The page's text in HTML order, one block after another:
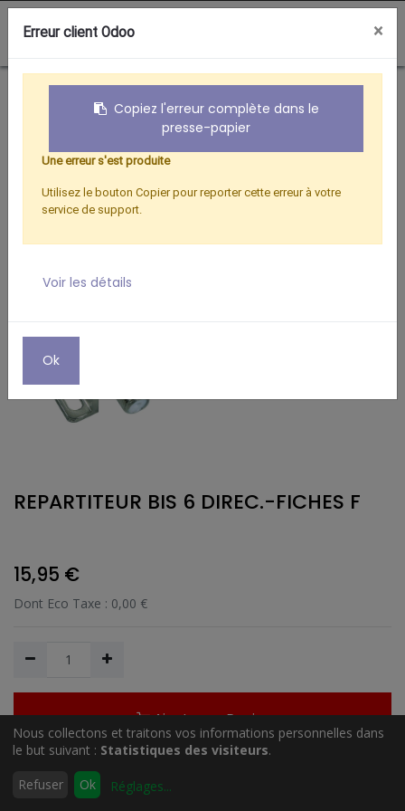
Rechercher
0
Boutique REPARTITEUR BIS 6 DIREC.-FICHES F
REPARTITEUR BIS 6 DIREC.-FICHES F
15,95 €
Dont Eco Taxe : 0,00 €
Ajouter au Panier
Ajouter à la liste de souhait
Nous collectons et traitons vos informations personnelles dans
le but suivant : Statistiques des visiteurs.
Refuser Ok Réglages...
Erreur client Odoo ×
Copiez l'erreur complète dans le
presse-papier
Une erreur s'est produite
Utilisez le bouton Copier pour reporter cette erreur à votre
service de support.
Voir les détails
Ok